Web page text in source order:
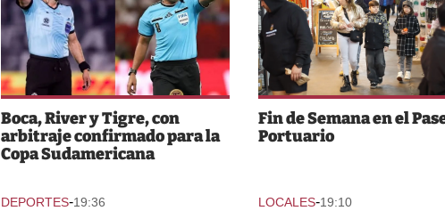
Boca, River y Tigre, con
arbitraje confirmado para la
Copa Sudamericana
DEPORTES-19:36
Fin de Semana en el
Portuario
LOCALES-19:10